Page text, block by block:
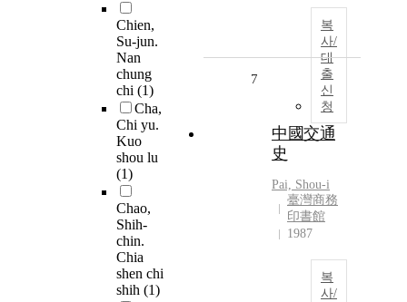
Chien,
Su-jun.
Nan
chung
chi (1)
Cha,
Chi yu.
Kuo
shou lu
(1)
Chao,
Shih-
chin.
Chia
shen chi
shih (1)
복
사/
대
출
신
청
7
中國交通
史
Pai, Shou-i
臺灣商務
印書館
1987
복
사/